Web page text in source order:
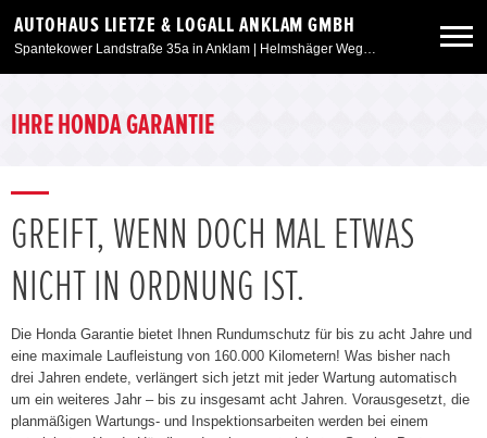
AUTOHAUS LIETZE & LOGALL ANKLAM GMBH
Spantekower Landstraße 35a in Anklam | Helmshäger Weg 6 in Weitenhagen/Greifswald
Angebote
Service & Zubehör
Unser Autohaus
IHRE HONDA GARANTIE
GREIFT, WENN DOCH MAL ETWAS
NICHT IN ORDNUNG IST.
Die Honda Garantie bietet Ihnen Rundumschutz für bis zu acht Jahre und
eine maximale Laufleistung von 160.000 Kilometern! Was bisher nach
drei Jahren endete, verlängert sich jetzt mit jeder Wartung automatisch
um ein weiteres Jahr – bis zu insgesamt acht Jahren. Vorausgesetzt, die
planmäßigen Wartungs- und Inspektionsarbeiten werden bei einem